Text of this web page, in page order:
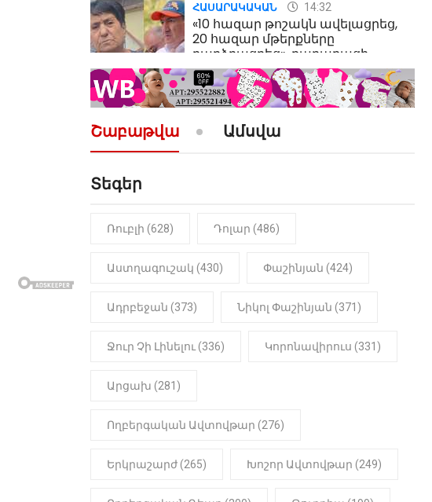
ՀԱՍԱՐԱԿԱԿԱՆ 14:32
«10 հազար թոշակն ավելացրեց,
20 հազար մթերքները
բարձրացրեց». քաղաքացի
(տեսանյութ)
ՔԱՂԱՔԱԿԱՆ 10:52
«Լեզվիդ տալու փոխարեն
արտաբերիր այս երկու
նախադասությունը»․ Իշխան
Նիկոլ Փաշինյան
ԻՐԱԴԱՐՁԱՅԻՆ 22:01
հայտնաբերվել է
մանկապղծության համար
մարմինը
Շաբաթվա Ամսվա
Տեգեր
Ռուբլի (628) Դոլար (486)
Աստղագուշակ (430) Փաշինյան (424)
Ադրբեջան (373) Նիկոլ Փաշինյան (371)
Ջուր Չի Լինելու (336) Կորոնավիրուս (331)
Արցախ (281)
Ողբերգական Ավտովթար (276)
Երկրաշարժ (265) Խոշոր Ավտովթար (249)